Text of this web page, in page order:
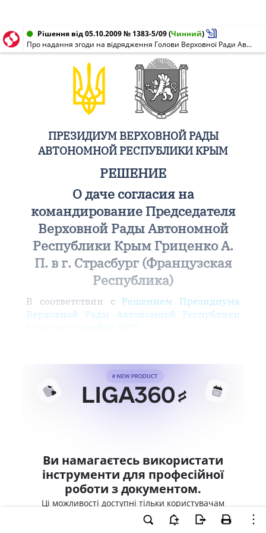
Рішення від 05.10.2009 № 1383-5/09(Чинний)
Про надання згоди на відрядження Голови Верховної Ради Автономної Республіки Крим Гриценка А. П. до м. Страсбург (Французька Республіка)
ПРЕЗИДИУМ ВЕРХОВНОЙ РАДЫ
АВТОНОМНОЙ РЕСПУБЛИКИ КРЫМ
РЕШЕНИЕ
О даче согласия на
командирование Председателя
Верховной Рады Автономной
Республики Крым Гриценко А.
П. в г. Страсбург (Французская
Республика)
В соответствии с Решением Президиума
Верховной Рады Автономной Республики
Ви намагаєтесь використати
інструменти для професійної
роботи з документом.
Ці можливості доступні тільки користувачам
LIGA360. Залишайте заявку та отримайте